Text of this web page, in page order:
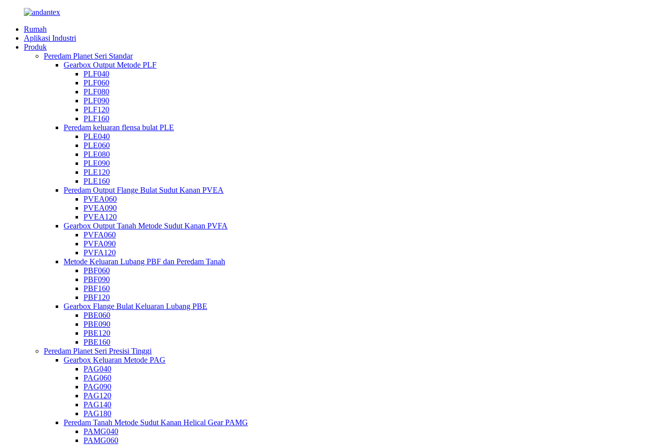
Rumah
Aplikasi Industri
Produk
Peredam Planet Seri Standar
Gearbox Output Metode PLF
PLF040
PLF060
PLF080
PLF090
PLF120
PLF160
Peredam keluaran flensa bulat PLE
PLE040
PLE060
PLE080
PLE090
PLE120
PLE160
Peredam Output Flange Bulat Sudut Kanan PVEA
PVEA060
PVEA090
PVEA120
Gearbox Output Tanah Metode Sudut Kanan PVFA
PVFA060
PVFA090
PVFA120
Metode Keluaran Lubang PBF dan Peredam Tanah
PBF060
PBF090
PBF160
PBF120
Gearbox Flange Bulat Keluaran Lubang PBE
PBE060
PBE090
PBE120
PBE160
Peredam Planet Seri Presisi Tinggi
Gearbox Keluaran Metode PAG
PAG040
PAG060
PAG090
PAG120
PAG140
PAG180
Peredam Tanah Metode Sudut Kanan Helical Gear PAMG
PAMG040
PAMG060